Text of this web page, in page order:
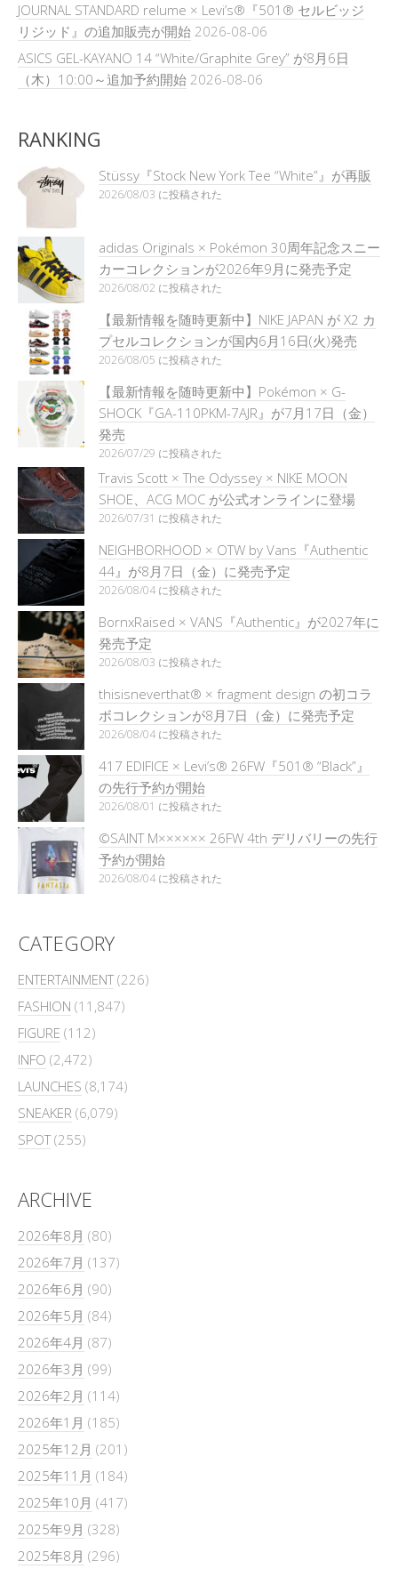
JOURNAL STANDARD relume × Levi’s®『501® セルビッジ
リジッド』の追加販売が開始 2026-08-06
ASICS GEL-KAYANO 14 “White/Graphite Grey” が8月6日
（木）10:00～追加予約開始 2026-08-06
RANKING
Stüssy『Stock New York Tee “White”』が再販
2026/08/03 に投稿された
adidas Originals × Pokémon 30周年記念スニー
カーコレクションが2026年9月に発売予定
2026/08/02 に投稿された
【最新情報を随時更新中】NIKE JAPAN が X2 カ
プセルコレクションが国内6月16日(火)発売
2026/08/05 に投稿された
【最新情報を随時更新中】Pokémon × G-
SHOCK『GA-110PKM-7AJR』が7月17日（金）
発売
2026/07/29 に投稿された
Travis Scott × The Odyssey × NIKE MOON
SHOE、ACG MOC が公式オンラインに登場
2026/07/31 に投稿された
NEIGHBORHOOD × OTW by Vans『Authentic
44』が8月7日（金）に発売予定
2026/08/04 に投稿された
BornxRaised × VANS『Authentic』が2027年に
発売予定
2026/08/03 に投稿された
thisisneverthat® × fragment design の初コラ
ボコレクションが8月7日（金）に発売予定
2026/08/04 に投稿された
417 EDIFICE × Levi’s® 26FW『501®︎ “Black”』
の先行予約が開始
2026/08/01 に投稿された
©SAINT M×××××× 26FW 4th デリバリーの先行
予約が開始
2026/08/04 に投稿された
CATEGORY
ENTERTAINMENT(226)
FASHION (11,847)
FIGURE (112)
INFO (2,472)
LAUNCHES (8,174)
SNEAKER (6,079)
SPOT(255)
ARCHIVE
2026年8月 (80)
2026年7月 (137)
2026年6月 (90)
2026年5月 (84)
2026年4月 (87)
2026年3月 (99)
2026年2月 (114)
2026年1月 (185)
2025年12月 (201)
2025年11月 (184)
2025年10月 (417)
2025年9月 (328)
2025年8月 (296)